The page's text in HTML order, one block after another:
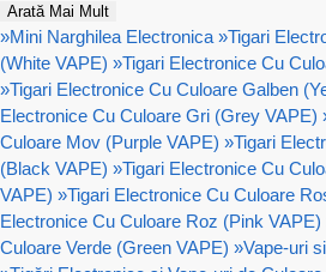
Arată Mai Mult
»Mini Narghilea Electronica »Tigari
(White VAPE) »Tigari Electronice Cu
»Tigari Electronice Cu Culoare Galben
Electronice Cu Culoare Gri (Grey VAPE)
Culoare Mov (Purple VAPE) »Tigari
(Black VAPE) »Tigari Electronice Cu
VAPE) »Tigari Electronice Cu Culoare
Electronice Cu Culoare Roz (Pink VAPE)
Culoare Verde (Green VAPE) »Vape-uri